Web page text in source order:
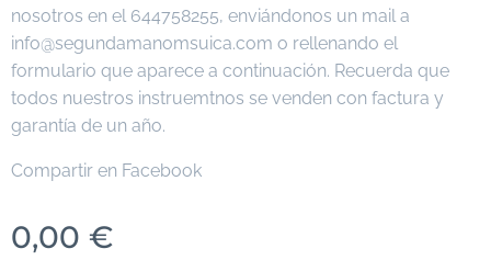
nosotros en el 644758255, enviándonos un mail a
info@segundamanomsuica.com o rellenando el
formulario que aparece a continuación. Recuerda que
todos nuestros instruemtnos se venden con factura y
garantía de un año.
Compartir en Facebook
0,00 €